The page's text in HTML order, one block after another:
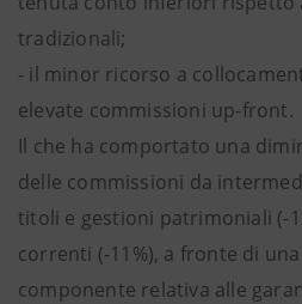
tradizionali;
- il minor ricorso a
elevate commissioni up-front.
Il che ha comportato una
delle commissioni da
titoli e gestioni patrimoniali (-
correnti (-11%), a fronte di
componente relativa alle